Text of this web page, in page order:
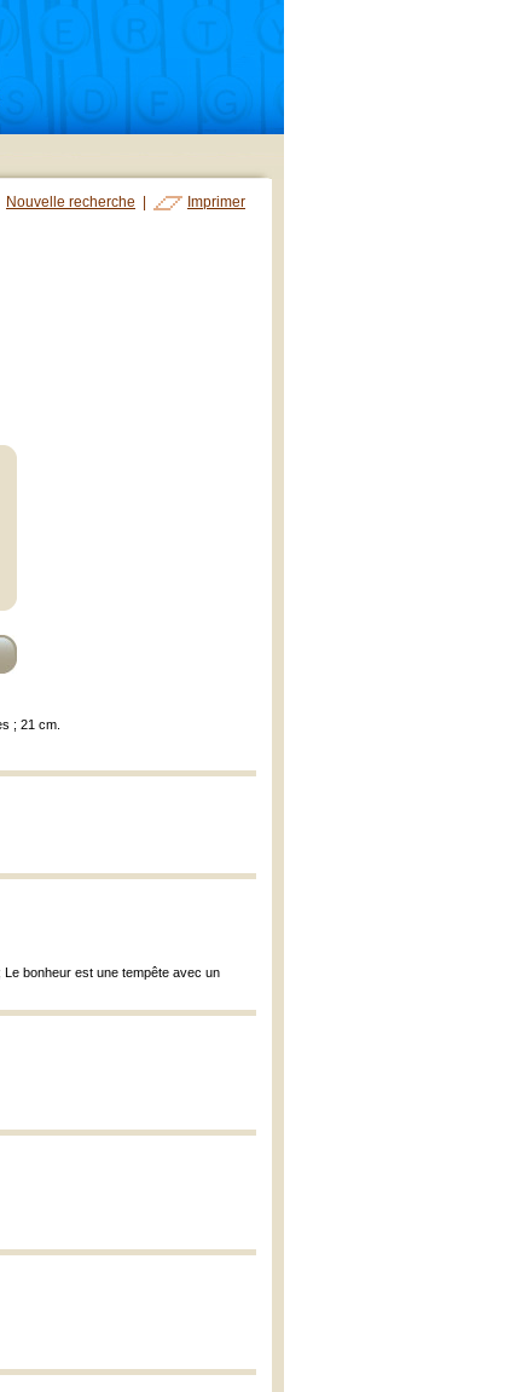
Nouvelle recherche Imprimer
; 21 cm.
bonheur est une tempête avec un